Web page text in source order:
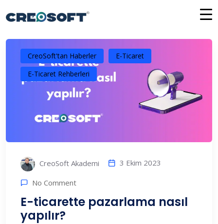
atla
CreoSoft'tan Haberler
E-Ticaret
E-Ticaret Rehberleri
CreoSoft Akademi 3 Ekim 2023
No Comment
E-ticarette pazarlama nasıl
yapılır?